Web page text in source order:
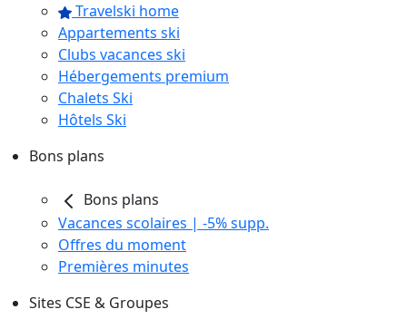
Travelski home
Appartements ski
Clubs vacances ski
Hébergements premium
Chalets Ski
Hôtels Ski
Bons plans
Bons plans
Vacances scolaires | -5% supp.
Offres du moment
Premières minutes
Sites CSE & Groupes